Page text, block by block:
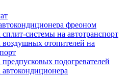
фреоном
сплит-системы на автотранспорт
воздушных отопителей на
предпусковых подогревателей
автокондиционера